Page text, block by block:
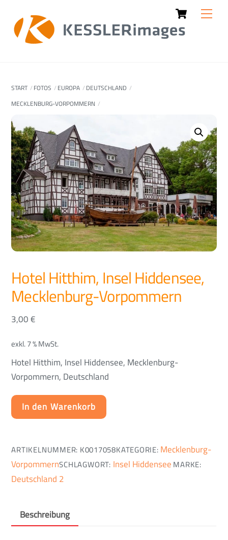
content
Cart
START FOTOS EUROPA
DEUTSCHLAND
MECKLENBURG-VORPOMMERN
Hotel Hitthim, Insel Hiddensee,
Mecklenburg-Vorpommern
3,00€
exkl. 7 % MwSt.
Hotel Hitthim, Insel Hiddensee, Mecklenburg-
Vorpommern, Deutschland
In den Warenkorb
ARTIKELNUMMER: K0017058KATEGORIE: Mecklenburg-
VorpommernSCHLAGWORT: Insel Hiddensee MARKE:
Deutschland 2
Beschreibung